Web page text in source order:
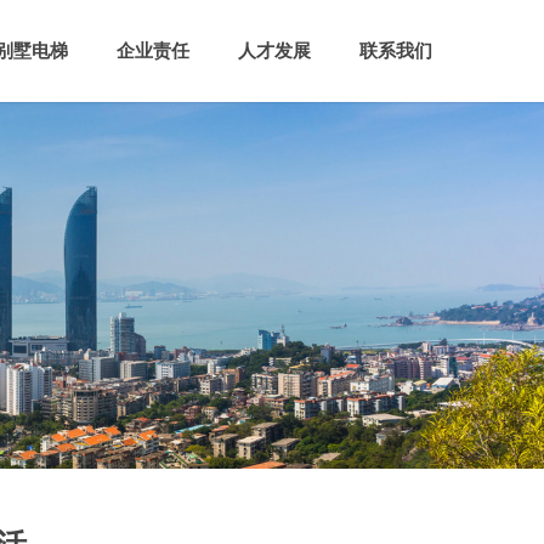
墅电梯 企业责任 人才发展 联系我们